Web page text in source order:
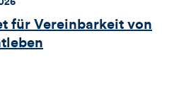
für Vereinbarkeit von